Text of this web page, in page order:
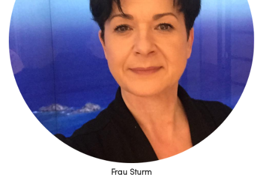
Frau Sturm